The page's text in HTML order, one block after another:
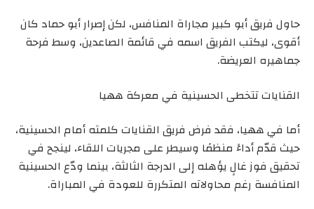
حاول فريق أبو كبير مجاراة المنافس، لكن إصرار أبو حماد كان
أقوى، ليكتب الفريق اسمه في قائمة الصاعدين، وسط فرحة
جماهيره العريضة.
القنايات تتخطى الحسينية في معركة ههيا
أما في ههيا، فقد فرض فريق القنايات كلمته أمام الحسينية،
حيث قدّم أداءً منظمًا وسيطر على مجريات اللقاء، لينجح في
تحقيق فوز غالٍ يؤهله إلى الدرجة الثالثة، بينما ودّع الحسينية
المنافسة رغم محاولاته المتكررة للعودة في المباراة.